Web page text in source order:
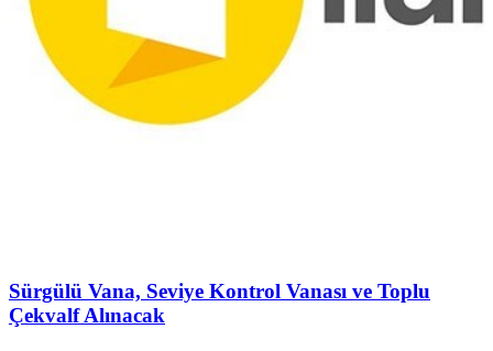
Sürgülü Vana, Seviye Kontrol Vanası ve Toplu
Çekvalf Alınacak